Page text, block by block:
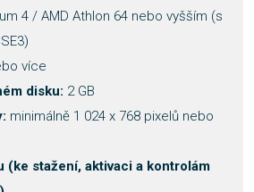
4 / AMD Athlon 64 nebo vyšším (s
více
disku: 2 GB
minimálně 1 024 x 768 pixelů nebo
(ke stažení, aktivaci a kontrolám